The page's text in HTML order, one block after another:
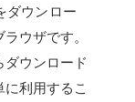
ダウンロー
ウザです。
ウンロード
利用するこ